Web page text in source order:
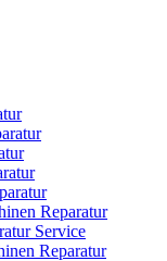
Reparatur
Service
Reparatur